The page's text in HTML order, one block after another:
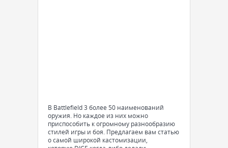
В Battlefield 3 более 50 наименований
оружия. Но каждое из них можно
приспособить к огромному разнообразию
стилей игры и боя. Предлагаем вам статью
о самой широкой кастомизации,